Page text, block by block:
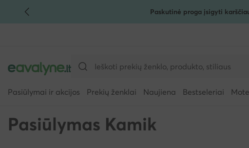
PEREITI PRIE PAGRINDINIO TURINIOPaskutinė proga įsigyti
Pasiūlymai ir akcijos Prekių ženklai Naujiena Bestseleriai
Pasiūlymas Kamik